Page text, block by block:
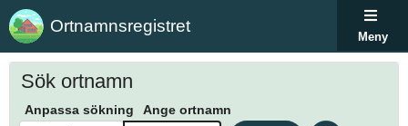
Ortnamnsregistret
Meny
Sök ortnamn
Anpassa sökning Ange ortnamn